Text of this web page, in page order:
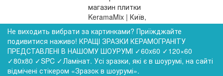
Не виходить вибрати за картинками? Приїжджайте
подивитися наживо! КРАЩІ ЗРАЗКИ КЕРАМОГРАНІТУ
ПРЕДСТАВЛЕНІ В НАШОМУ ШОУРУМІ ✓60x60 ✓120×60
✓80x80 ✓SPC ✓Ламінат. Усі зразки, які є в шоурумі, на сайті
відмічені стікером «Зразок в шоурумі».